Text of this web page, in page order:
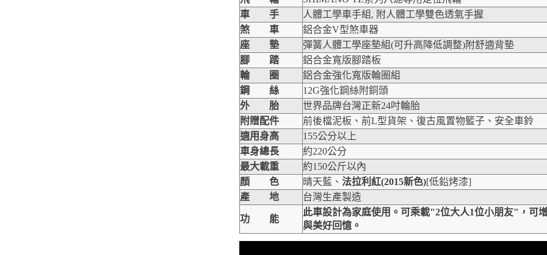
車 手
人體工學車手組, 附人體工學雙色透氣手握
煞 車
鋁合金V型煞車器
座 墊
彈簧人體工學座墊組(可升高降低調整)附舒適背墊
腳 踏
鋁合金寬版腳踏板
輪 圈
鋁合金強化寬版輪圈組
鋼 絲
12G強化鋼絲附銅頭
外 胎
世界品牌台灣正新24吋輪胎
附贈配件
前後檔泥板、前L型貨架、復古風置物籃子、安全車鈴
適用身高
155公分以上
車身總長
約220公分
最大載重
約150公斤以內
顏 色
晴天藍、 法拉利紅(2015新色)[低鉛烤漆]
產 地
台灣生產製造
功 能
此車設計為家庭使用。可乘載"2位大人1位小朋友"，可
與美好回憶。